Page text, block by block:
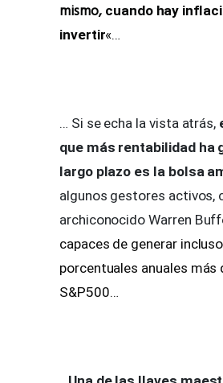
mismo, cuando hay
invertir«…
… Si se echa la vista atrás,
que más rentabilidad ha
largo plazo es la bolsa
algunos gestores activos,
archiconocido Warren
capaces de generar
porcentuales anuales más
S&P500…